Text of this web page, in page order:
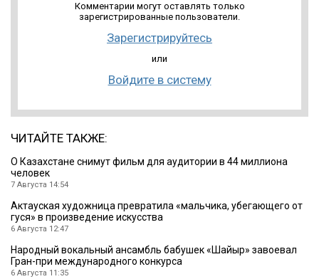
Комментарии могут оставлять только
зарегистрированные пользователи.
Зарегистрируйтесь
или
Войдите в систему
ЧИТАЙТЕ ТАКЖЕ:
О Казахстане снимут фильм для аудитории в 44 миллиона
человек
7 Августа 14:54
Актауская художница превратила «мальчика, убегающего от
гуся» в произведение искусства
6 Августа 12:47
Народный вокальный ансамбль бабушек «Шайыр» завоевал
Гран-при международного конкурса
6 Августа 11:35